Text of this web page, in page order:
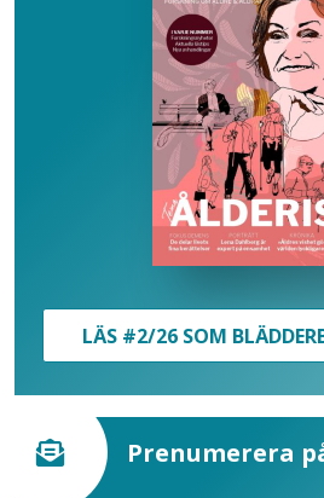
LÄS #2/26 SOM
Prenumerera